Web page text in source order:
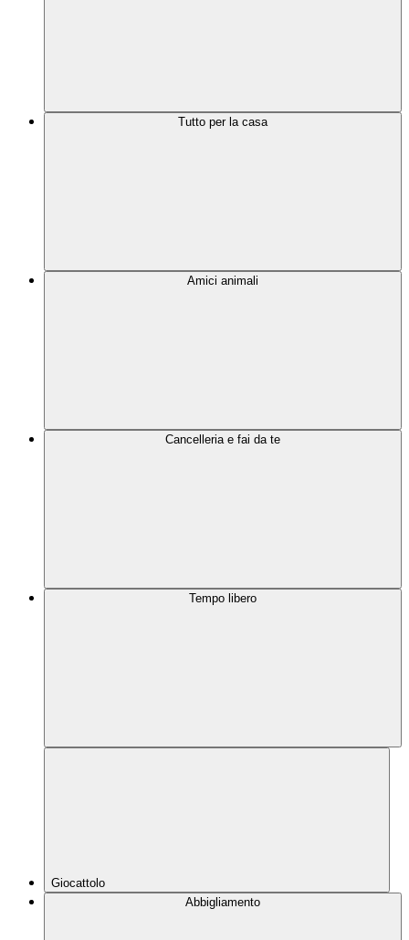
Tutto per la casa
Amici animali
Cancelleria e fai da te
Tempo libero
Giocattolo
Abbigliamento